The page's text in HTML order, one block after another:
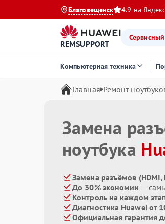
Благовещенск 4.9 на Яндекс
REMSUPPORT
Компьютерная техника
Главная Ремонт
Замена
ноутбука
Замена разъёмов
До 30% экономии —
Контроль на каждом
Диагностика Huawei от
Официальная гарантия